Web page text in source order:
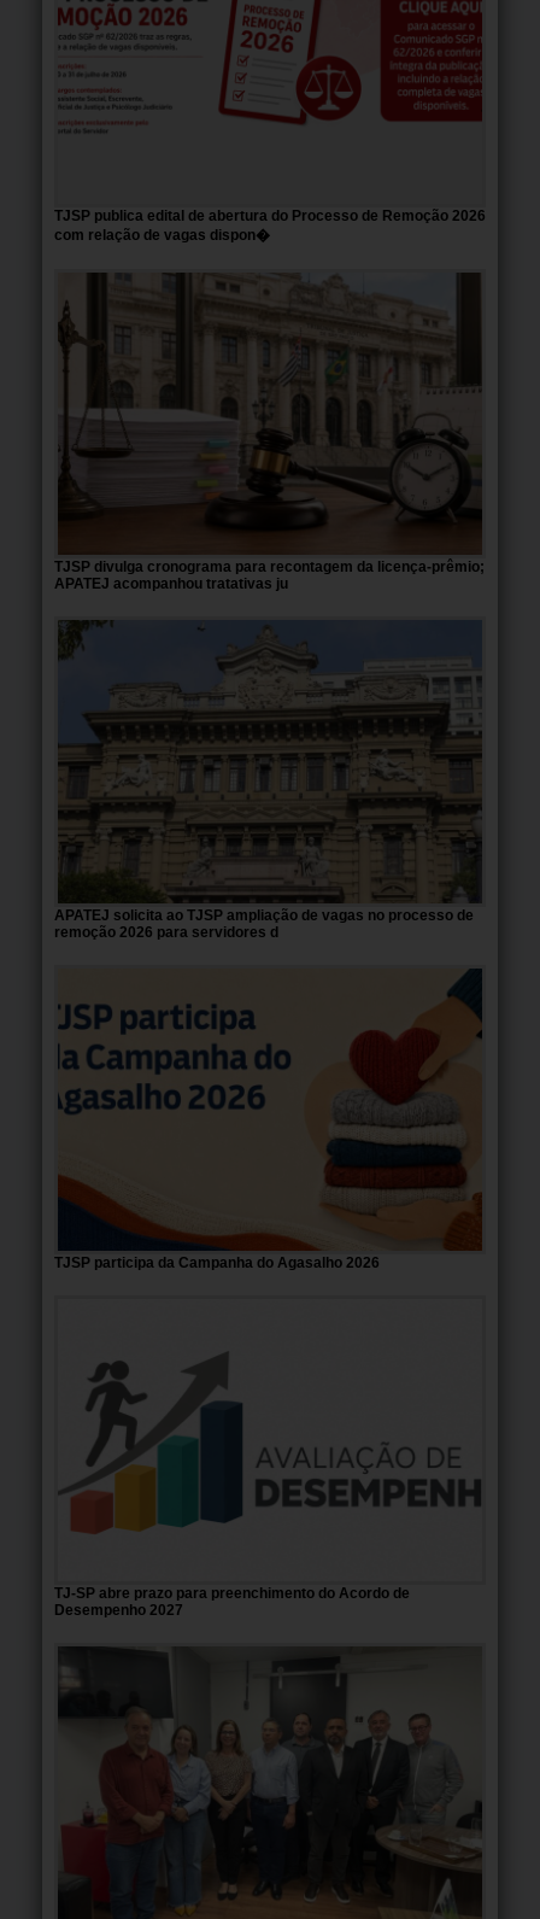
TJSP publica edital de abertura do Processo de Remoção 2026
com relação de vagas dispon�
TJSP divulga cronograma para recontagem da licença-prêmio;
APATEJ acompanhou tratativas ju
APATEJ solicita ao TJSP ampliação de vagas no processo de
remoção 2026 para servidores d
TJSP participa da Campanha do Agasalho 2026
TJ-SP abre prazo para preenchimento do Acordo de
Desempenho 2027